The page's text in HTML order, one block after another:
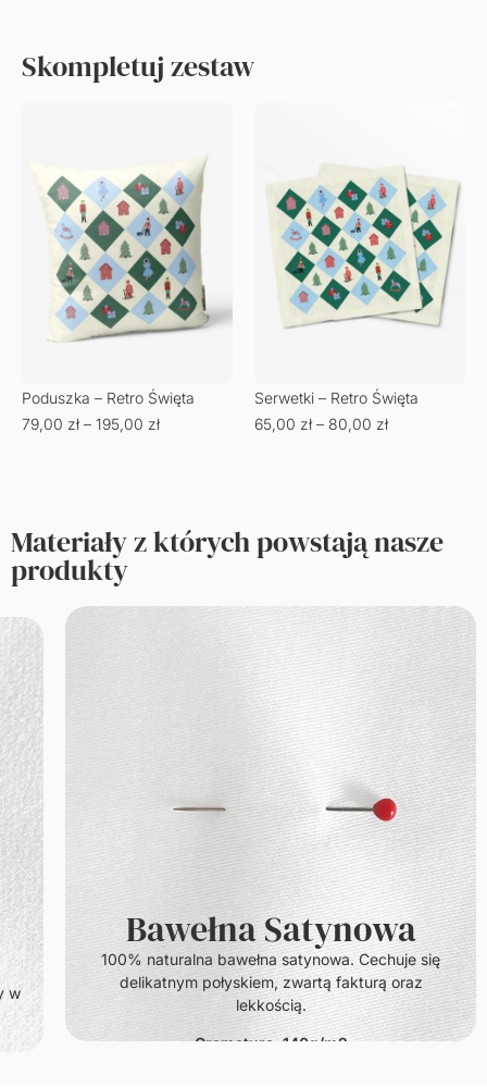
Skompletuj zestaw
Poduszka – Retro Święta
79,00 zł – 195,00 zł
Serwetki – Retro Święta
65,00 zł – 80,00 zł
Materiały z których powstają nasze
produkty
w
Bawełna Satynowa
100% naturalna bawełna satynowa. Cechuje się
delikatnym połyskiem, zwartą fakturą oraz
lekkością.
Gramatura: 140g/m2